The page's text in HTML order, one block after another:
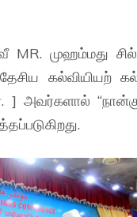
முஹம்மது
கல்வியியற்
] அவர்களால்